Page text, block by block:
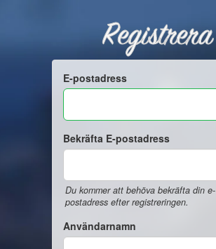
Registrera
E-postadress
Bekräfta E-postadress
Du kommer att behöva bekräfta din e-
postadress efter registreringen.
Användarnamn